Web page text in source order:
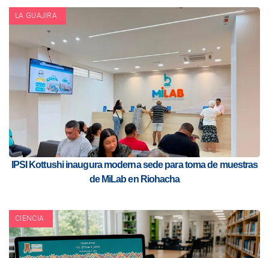
LA GUAJIRA
IPSI Kottushi inaugura moderna sede para toma de muestras
de MiLab en Riohacha
CIENCIA